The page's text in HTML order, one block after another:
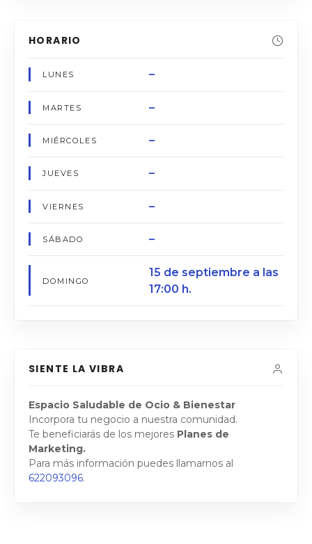
HORARIO
LUNES –
MARTES –
MIÉRCOLES –
JUEVES –
VIERNES –
SÁBADO –
DOMINGO
15 de septiembre a las
17:00 h.
SIENTE LA VIBRA
Espacio Saludable de Ocio & Bienestar
Incorpora tu negocio a nuestra comunidad.
Te beneficiarás de los mejores Planes de
Marketing.
Para más información puedes llamarnos al
622093096.